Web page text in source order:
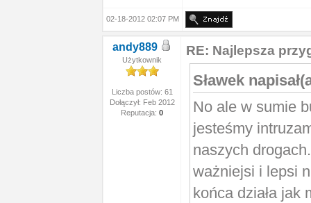
02-18-2012 02:07 PM
andy889
Użytkownik
Liczba postów: 61
Dołączył: Feb 2012
Reputacja: 0
RE: Najlepsza
Sławek
No ale w sumie
jesteśmy
naszych
ważniejsi i lepsi
końca działa jak